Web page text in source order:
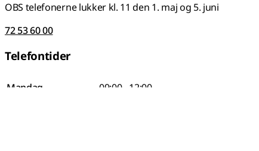
OBS telefonerne lukker kl. 11 den 1. maj og 5. juni
72 53 60 00
Telefontider
Mandag
09:00 - 12:00